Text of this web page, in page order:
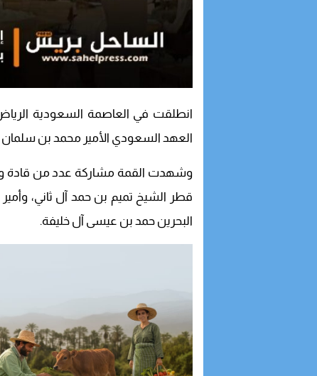
انطلقت في العاصمة السعودية الرياض،
العهد السعودي الأمير محمد بن سلمان
وشهدت القمة مشاركة عدد من قادة
قطر الشيخ تميم بن حمد آل ثاني،
البحرين حمد بن عيسى آل خليفة.